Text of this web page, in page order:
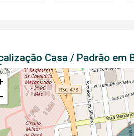
Casa / Padrão em